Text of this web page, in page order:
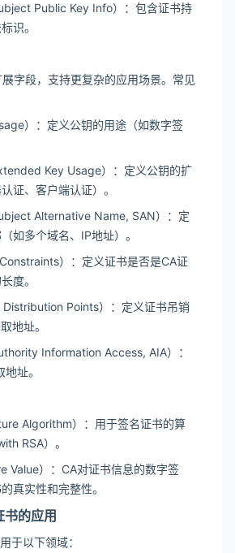
Public Key Info）：包含证书持
识。
字段，支持更复杂的应用场景。常见
）：定义公钥的用途（如数字签
Key Usage）：定义公钥的扩
证、客户端认证）。
Alternative Name, SAN）：定
如多个域名、IP地址）。
）：定义证书是否是CA证
度。
Distribution Points）：定义证书吊销
地址。
Information Access, AIA）：
址。
Algorithm）：用于签名证书的算
RSA）。
Value）：CA对证书信息的数字签
真实性和完整性。
的应用
于以下领域：